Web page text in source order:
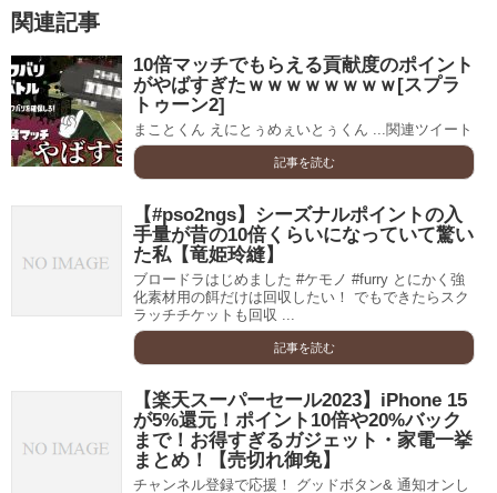
関連記事
10倍マッチでもらえる貢献度のポイント
がやばすぎたｗｗｗｗｗｗｗｗ[スプラ
トゥーン2]
まことくん えにとぅめぇいとぅくん ...関連ツイート
記事を読む
【#pso2ngs】シーズナルポイントの入
手量が昔の10倍くらいになっていて驚い
た私【竜姫玲縫】
ブロードラはじめました #ケモノ #furry とにかく強
化素材用の餌だけは回収したい！ でもできたらスク
ラッチチケットも回収 ...
記事を読む
【楽天スーパーセール2023】iPhone 15
が5%還元！ポイント10倍や20%バック
まで！お得すぎるガジェット・家電一挙
まとめ！【売切れ御免】
チャンネル登録で応援！ グッドボタン& 通知オンし